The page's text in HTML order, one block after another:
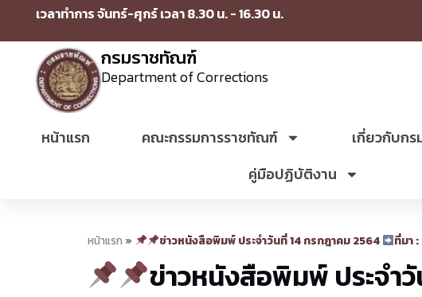
เวลาทำการ จันทร์-ศุกร์ เวลา 8.30 น. - 16.30 น.
กรมราชทัณฑ์
Department of Corrections
หน้าแรก คณะกรรมการราชทัณฑ์ เกี่ยวกับก
คู่มือปฏิบัติงาน
หน้าแรก » ข่าวหนังสือพิมพ์ ประจำวันที่ 14 กรกฎาคม 2564 ที่มา
ข่าวหนังสือพิมพ์ ประจำ